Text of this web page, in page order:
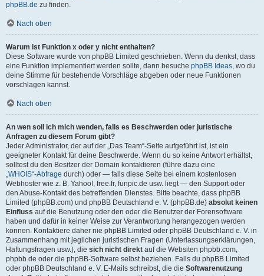
phpBB.de zu finden.
Nach oben
Warum ist Funktion x oder y nicht enthalten?
Diese Software wurde von phpBB Limited geschrieben. Wenn du denkst, dass
eine Funktion implementiert werden sollte, dann besuche phpBB Ideas, wo du
deine Stimme für bestehende Vorschläge abgeben oder neue Funktionen
vorschlagen kannst.
Nach oben
An wen soll ich mich wenden, falls es Beschwerden oder juristische
Anfragen zu diesem Forum gibt?
Jeder Administrator, der auf der „Das Team“-Seite aufgeführt ist, ist ein
geeigneter Kontakt für deine Beschwerde. Wenn du so keine Antwort erhältst,
solltest du den Besitzer der Domain kontaktieren (führe dazu eine
„WHOIS“-Abfrage durch) oder — falls diese Seite bei einem kostenlosen
Webhoster wie z. B. Yahoo!, free.fr, funpic.de usw. liegt — den Support oder
den Abuse-Kontakt des betreffenden Dienstes. Bitte beachte, dass phpBB
Limited (phpBB.com) und phpBB Deutschland e. V. (phpBB.de) absolut keinen
Einfluss auf die Benutzung oder den oder die Benutzer der Forensoftware
haben und dafür in keiner Weise zur Verantwortung herangezogen werden
können. Kontaktiere daher nie phpBB Limited oder phpBB Deutschland e. V. in
Zusammenhang mit jeglichen juristischen Fragen (Unterlassungserklärungen,
Haftungsfragen usw.), die sich nicht direkt auf die Websiten phpbb.com,
phpbb.de oder die phpBB-Software selbst beziehen. Falls du phpBB Limited
oder phpBB Deutschland e. V. E-Mails schreibst, die die Softwarenutzung